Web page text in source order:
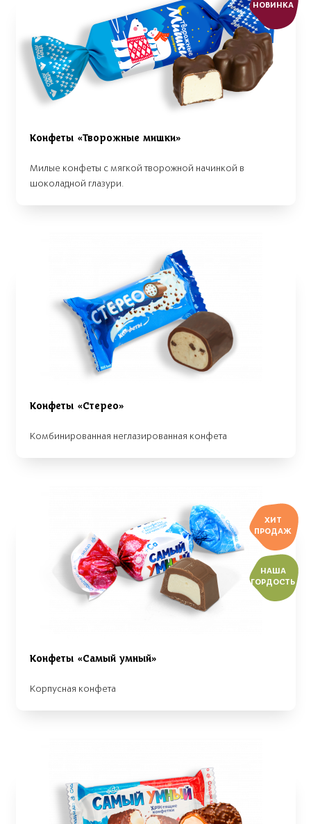
НОВИНКА
Конфеты «Творожные мишки»
Милые конфеты с мягкой творожной начинкой в
шоколадной глазури.
Конфеты «Стерео»
Комбинированная неглазированная конфета
ХИТ
ПРОДАЖ
НАША
ГОРДОСТЬ
Конфеты «Самый умный»
Корпусная конфета